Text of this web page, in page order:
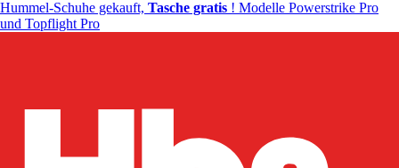
Hummel-Schuhe gekauft, Tasche gratis ! Modelle Powerstrike Pro
und Topflight Pro